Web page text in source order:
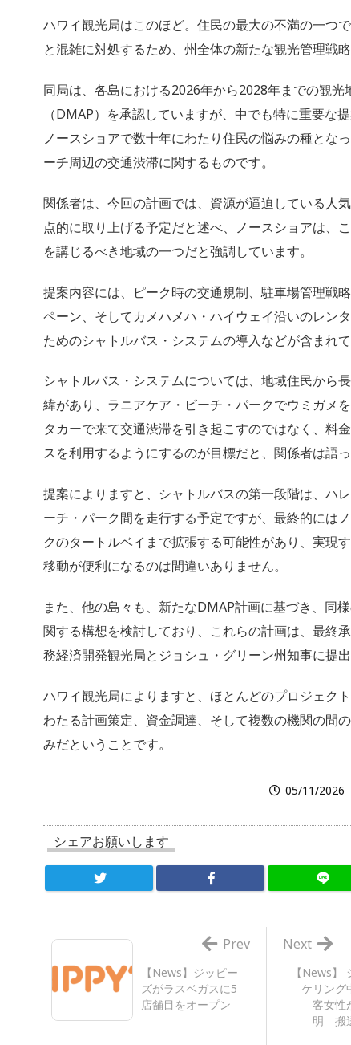
ハワイ観光局はこのほど。 住民の最大の不満の一つ
と混雑に対処するため、州全体の新たな観光管理戦略
同局は、 各島における2026年から2028年までの観光
（DMAP）を承認していますが、 中でも特に重要な提
ノースショアで数十年にわたり住民の悩みの種とな
ーチ周辺の交通渋滞に関するものです。
関係者は、今回の計画では、 資源が逼迫している人
点的に取り上げる予定だと述べ、ノースショアは、
を講じるべき地域の一つだと強調しています。
提案内容には、ピーク時の交通規制、駐車場管理戦略
ペーン、そしてカメハメハ・ ハイウェイ沿いのレン
ためのシャトルバス ・システムの導入などが含まれ
シャトルバス・システムについては、 地域住民から
緯があり、ラニアケア・ ビーチ・パークでウミガメ
タカーで来て交通渋滞を引き起こすのではなく、 料
スを利用するようにするのが目標だと、 関係者は語っ
提案によりますと、シャトルバスの第一段階は、 ハ
ーチ・パーク間を走行する予定ですが、 最終的には
クのタートルベイまで拡張する可能性があり、実現す
移動が便利になるのは間違いありません。
また、他の島々も、新たなDMAP計画に基づき、同様
関する構想を検討しており、これらの計画は、 最終
務経済開発観光局とジョシュ・ グリーン州知事に提出
ハワイ観光局によりますと、ほとんどのプロジェクト
わたる計画策定、資金調達、 そして複数の機関の間
みだということです。
05/11/2026
シェアお願いします
【News】
ケリング
客女性
明 搬
Next
【News】ジッピー
ズがラスベガスに5
店舗目をオープン
Prev